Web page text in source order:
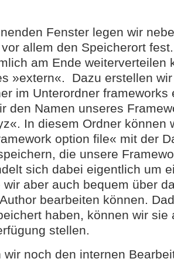
Fenster legen wir
allem den Speicherort
am Ende weiterverteilen
»extern«. Dazu erstellen
im Unterordner frameworks
den Namen unseres
In diesem Ordner können
option file« mit der
die unsere
sich dabei eigentlich um
wir aber auch bequem über
bearbeiten können.
haben, können wir sie
stellen.
wir noch den internen